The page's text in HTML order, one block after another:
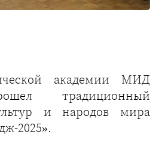
академии МИД
традиционный
и народов мира
2025».